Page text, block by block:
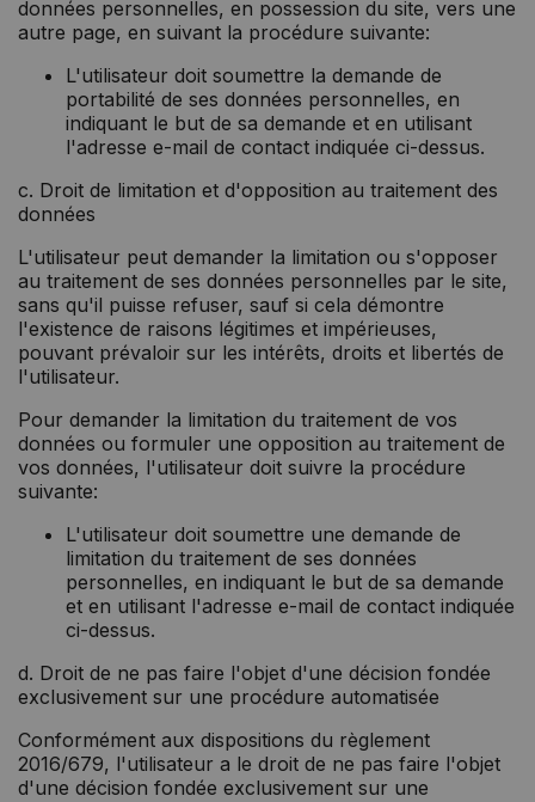
données personnelles, en possession du site, vers une
autre page, en suivant la procédure suivante:
L'utilisateur doit soumettre la demande de
portabilité de ses données personnelles, en
indiquant le but de sa demande et en utilisant
l'adresse e-mail de contact indiquée ci-dessus.
c. Droit de limitation et d'opposition au traitement des
données
L'utilisateur peut demander la limitation ou s'opposer
au traitement de ses données personnelles par le site,
sans qu'il puisse refuser, sauf si cela démontre
l'existence de raisons légitimes et impérieuses,
pouvant prévaloir sur les intérêts, droits et libertés de
l'utilisateur.
Pour demander la limitation du traitement de vos
données ou formuler une opposition au traitement de
vos données, l'utilisateur doit suivre la procédure
suivante:
L'utilisateur doit soumettre une demande de
limitation du traitement de ses données
personnelles, en indiquant le but de sa demande
et en utilisant l'adresse e-mail de contact indiquée
ci-dessus.
d. Droit de ne pas faire l'objet d'une décision fondée
exclusivement sur une procédure automatisée
Conformément aux dispositions du règlement
2016/679, l'utilisateur a le droit de ne pas faire l'objet
d'une décision fondée exclusivement sur une